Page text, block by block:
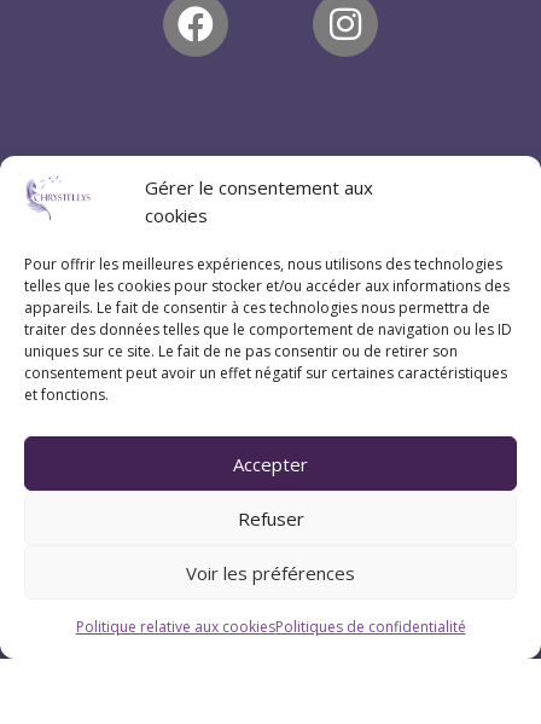
Gérer le consentement aux
cookies
Pour offrir les meilleures expériences, nous utilisons des technologies
telles que les cookies pour stocker et/ou accéder aux informations des
appareils. Le fait de consentir à ces technologies nous permettra de
traiter des données telles que le comportement de navigation ou les ID
uniques sur ce site. Le fait de ne pas consentir ou de retirer son
consentement peut avoir un effet négatif sur certaines caractéristiques
et fonctions.
Accepter
Refuser
Voir les préférences
Politique relative aux cookiesPolitiques de confidentialité
Du lundi au vendredi : 9h-12h / 13h-18h
Le samedi : 9h-12h